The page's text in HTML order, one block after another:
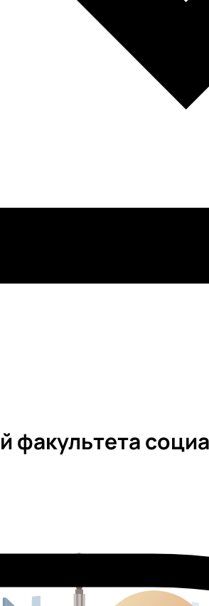
факультета